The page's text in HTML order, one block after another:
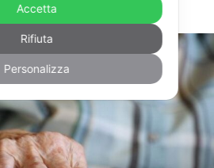
Accetta
Rifiuta
Personalizza